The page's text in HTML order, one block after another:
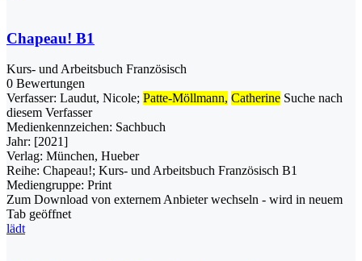
Chapeau! B1
Kurs- und Arbeitsbuch Französisch
0 Bewertungen
Verfasser: Laudut, Nicole; Patte-Möllmann, Catherine Suche nach
diesem Verfasser
Medienkennzeichen: Sachbuch
Jahr: [2021]
Verlag: München, Hueber
Reihe: Chapeau!; Kurs- und Arbeitsbuch Französisch B1
Mediengruppe: Print
Zum Download von externem Anbieter wechseln - wird in neuem
Tab geöffnet
lädt